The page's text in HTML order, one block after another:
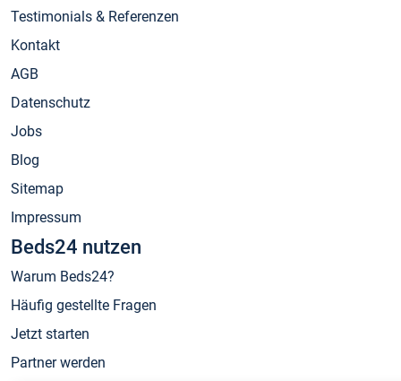
Testimonials & Referenzen
Kontakt
AGB
Datenschutz
Jobs
Blog
Sitemap
Impressum
Beds24 nutzen
Warum Beds24?
Häufig gestellte Fragen
Jetzt starten
Partner werden